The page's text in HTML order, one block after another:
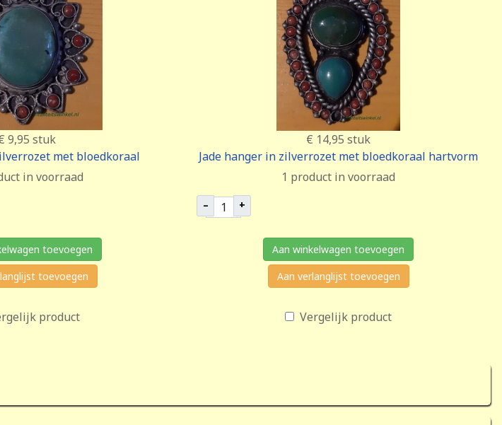
9,95 stuk
met bloedkoraal
in voorraad
toevoegen
toevoegen
product
€ 14,95 stuk
Jade hanger in zilverrozet met bloedkoraal hartvorm
1 product in voorraad
– +
Aan winkelwagen toevoegen
Aan verlanglijst toevoegen
Vergelijk product